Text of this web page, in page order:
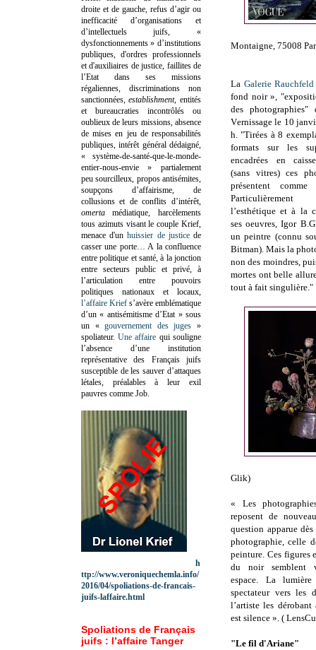
Montaigne, 75008
La Galerie Rauchfeld
fond noir », "
des
Vernissage le 10
h. "Tirées à 8
formats sur les
encadrées en
(sans vitres) ces
présentent
l’esthétique et à la
ses oeuvres, Igor
un peintre (connu
Bitman). Mais la
non des moindres,
mortes ont belle
tout à fait singulière."
Glik)
«
Les
reposent de
question apparue
photographie, celle
peinture. Ces figures
du noir semblent
espace. La
spectateur vers les
l’artiste les
est silence ». (
"Le fil d'Ariane"
droite et de gauche, refus d’agir ou
inefficacité d’organisations et
d’intellectuels juifs, «
dysfonctionnements » d’institutions
publiques, d'ordres professionnels
et d'auxiliaires de justice, faillites de
l’Etat dans ses missions
régaliennes, discriminations non
sanctionnées,establishment, entités
et bureaucraties incontrôlés ou
oublieux de leurs missions, absence
de mises en jeu de responsabilités
publiques, intérêt général dédaigné,
« système-de-santé-que-le-monde-
entier-nous-envie » partialement
peu sourcilleux, propos antisémites,
soupçons d’affairisme, de
collusions et de conflits d’intérêt,
omertamédiatique, harcèlements
tous azimuts visant le couple Krief,
menace d'unhuissier de justicede
casser une porte… A la confluence
entre politique et santé, à la jonction
entre secteurs public et privé, à
l’articulation entre pouvoirs
politiques nationaux et locaux,
l’affaire Krief s’avère emblématique
d’un « antisémitisme d’Etat » sous
un «gouvernement des juges »
spoliateur.Une affaire qui souligne
l’absence d’une institution
représentative des Français juifs
susceptible de les sauver d’attaques
létales, préalables à leur exil
pauvres comme Job.
h
ttp://www.veroniquechemla.info/
2016/04/spoliations-de-francais-
juifs-laffaire.html
Spoliations de Français
juifs : l’affaire Tanger